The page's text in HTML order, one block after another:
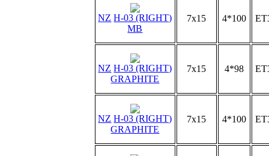
NZ H-03 (RIGHT)
MB
7x15 4*100
NZ H-03 (RIGHT)
GRAPHITE
7x15 4*98
NZ H-03 (RIGHT)
GRAPHITE
7x15 4*100